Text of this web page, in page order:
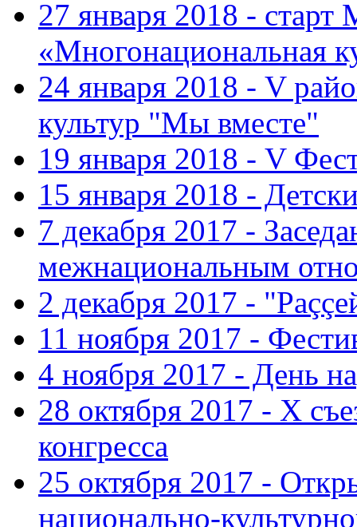
27 января 2018 - старт
«Многонациональная
24 января 2018 - V
культур "Мы вместе"
19 января 2018 - V
15 января 2018 -
7 декабря 2017 -
межнациональным
2 декабря 2017 -
11 ноября 2017 -
4 ноября 2017 - День
28 октября 2017 - Х
конгресса
25 октября 2017 -
национально-